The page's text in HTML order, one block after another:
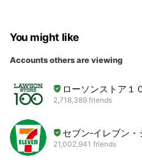
You might like
Accounts others are viewing
ローソンストア１
2,718,389 friends
セブン‐イレブン・
21,002,941 friends